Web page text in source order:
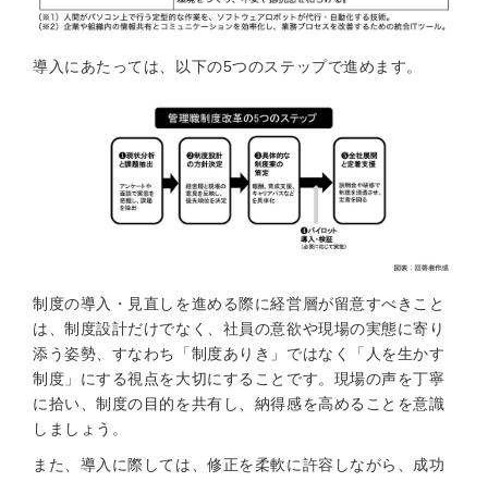
導入にあたっては、以下の5つのステップで進めます。
制度の導入・見直しを進める際に経営層が留意すべきこと
は、制度設計だけでなく、社員の意欲や現場の実態に寄り
添う姿勢、すなわち「制度ありき」ではなく「人を生かす
制度」にする視点を大切にすることです。現場の声を丁寧
に拾い、制度の目的を共有し、納得感を高めることを意識
しましょう。
また、導入に際しては、修正を柔軟に許容しながら、成功